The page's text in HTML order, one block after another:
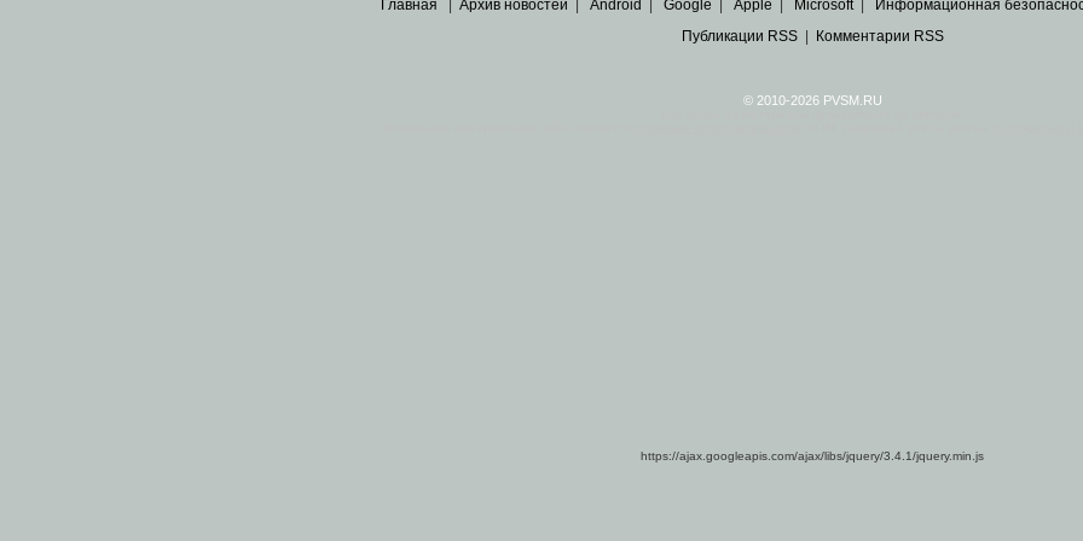
Главная Архив новостей Android Google Apple Microsoft| Информационная
Публикации RSS| Комментарии RSS
© 2010-2026 PVSM.RU
https://ajax.googleapis.com/ajax/libs/jquery/3.4.1/jquery.min.js